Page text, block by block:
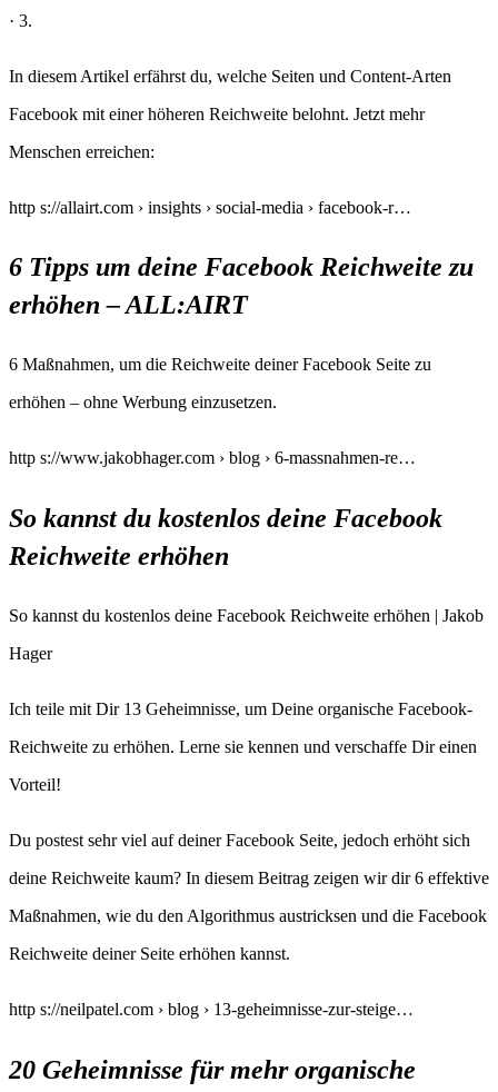
· 3.
In diesem Artikel erfährst du, welche Seiten und Content-Arten
Facebook mit einer höheren Reichweite belohnt. Jetzt mehr
Menschen erreichen:
http s://allairt.com › insights › social-media › facebook-r…
6 Tipps um deine Facebook Reichweite zu
erhöhen – ALL:AIRT
6 Maßnahmen, um die Reichweite deiner Facebook Seite zu
erhöhen – ohne Werbung einzusetzen.
http s://www.jakobhager.com › blog › 6-massnahmen-re…
So kannst du kostenlos deine Facebook
Reichweite erhöhen
So kannst du kostenlos deine Facebook Reichweite erhöhen | Jakob
Hager
Ich teile mit Dir 13 Geheimnisse, um Deine organische Facebook-
Reichweite zu erhöhen. Lerne sie kennen und verschaffe Dir einen
Vorteil!
Du postest sehr viel auf deiner Facebook Seite, jedoch erhöht sich
deine Reichweite kaum? In diesem Beitrag zeigen wir dir 6 effektive
Maßnahmen, wie du den Algorithmus austricksen und die Facebook
Reichweite deiner Seite erhöhen kannst.
http s://neilpatel.com › blog › 13-geheimnisse-zur-steige…
20 Geheimnisse für mehr organische